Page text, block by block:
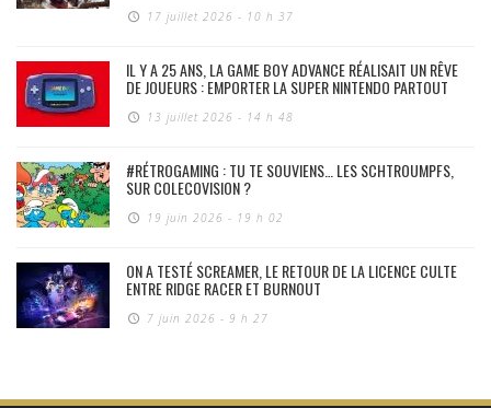
17 juillet 2026 - 10 h 37
IL Y A 25 ANS, LA GAME BOY ADVANCE RÉALISAIT UN RÊVE
DE JOUEURS : EMPORTER LA SUPER NINTENDO PARTOUT
13 juillet 2026 - 14 h 48
#RÉTROGAMING : TU TE SOUVIENS… LES SCHTROUMPFS,
SUR COLECOVISION ?
19 juin 2026 - 19 h 02
ON A TESTÉ SCREAMER, LE RETOUR DE LA LICENCE CULTE
ENTRE RIDGE RACER ET BURNOUT
7 juin 2026 - 9 h 27